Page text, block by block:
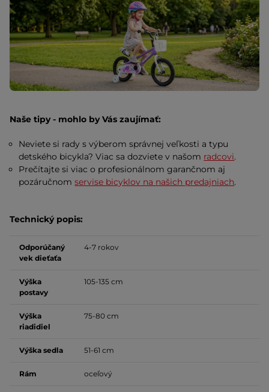
Naše tipy - mohlo by Vás zaujímať:
Neviete si rady s výberom správnej veľkosti a typu
detského bicykla? Viac sa dozviete v našom radcovi.
Prečítajte si viac o profesionálnom garančnom aj
pozáručnomservise bicyklov na našich predajniach.
Technický popis:
Odporúčaný
vek dieťaťa
4-7 rokov
Výška
postavy
105-135 cm
Výška
riadidiel
75-80 cm
Výška sedla 51-61 cm
Rám oceľový